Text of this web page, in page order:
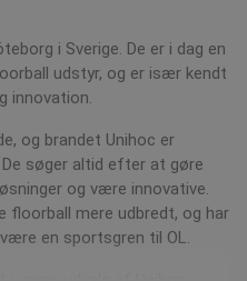
i Sverige. De er i dag en
udstyr, og er især kendt
innovation.
og brandet Unihoc er
søger altid efter at gøre
og være innovative.
floorball mere udbredt, og har
en sportsgren til OL.